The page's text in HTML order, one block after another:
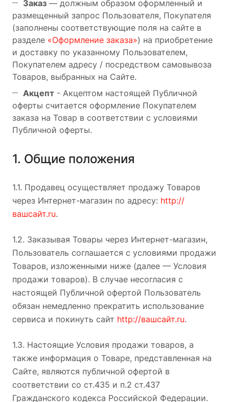
Заказ — должным образом оформленный и
размещенный запрос Пользователя, Покупателя
(заполнены соответствующие поля на сайте в
разделе «Оформление заказа») на приобретение
и доставку по указанному Пользователем,
Покупателем адресу / посредством самовывоза
Товаров, выбранных на Сайте.
Акцепт - Акцептом настоящей Публичной
оферты считается оформление Покупателем
заказа на Товар в соответствии с условиями
Публичной оферты.
1. Общие положения
1.1. Продавец осуществляет продажу Товаров
через Интернет-магазин по адресу: http://
вашсайт.ru.
1.2. Заказывая Товары через Интернет-магазин,
Пользователь соглашается с условиями продажи
Товаров, изложенными ниже (далее — Условия
продажи товаров). В случае несогласия с
настоящей Публичной офертой Пользователь
обязан немедленно прекратить использование
сервиса и покинуть сайт http://вашсайт.ru.
1.3. Настоящие Условия продажи товаров, а
также информация о Товаре, представленная на
Сайте, являются публичной офертой в
соответствии со ст.435 и п.2 ст.437
Гражданского кодекса Российской Федерации.